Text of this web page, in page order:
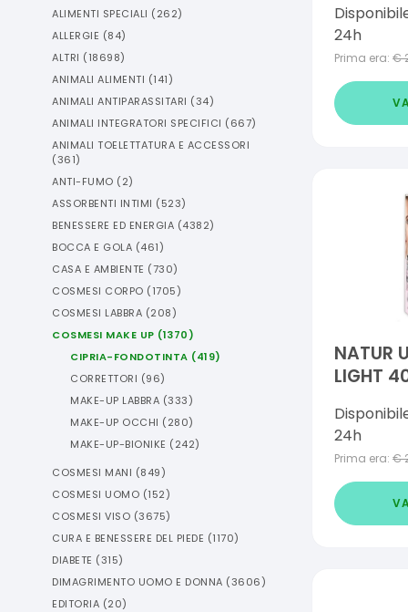
ALIMENTI SPECIALI (262)
ALLERGIE (84)
ALTRI (18698)
ANIMALI ALIMENTI (141)
ANIMALI ANTIPARASSITARI (34)
ANIMALI INTEGRATORI SPECIFICI (667)
ANIMALI TOELETTATURA E ACCESSORI
(361)
ANTI-FUMO (2)
ASSORBENTI INTIMI (523)
BENESSERE ED ENERGIA (4382)
BOCCA E GOLA (461)
CASA E AMBIENTE (730)
COSMESI CORPO (1705)
COSMESI LABBRA (208)
COSMESI MAKE UP (1370)
CIPRIA-FONDOTINTA (419)
CORRETTORI (96)
MAKE-UP LABBRA (333)
MAKE-UP OCCHI (280)
MAKE-UP-BIONIKE (242)
COSMESI MANI (849)
COSMESI UOMO (152)
COSMESI VISO (3675)
CURA E BENESSERE DEL PIEDE (1170)
DIABETE (315)
DIMAGRIMENTO UOMO E DONNA (3606)
EDITORIA (20)
24h
Prima era: €
NATUR
LIGHT
24h
Prima era: €